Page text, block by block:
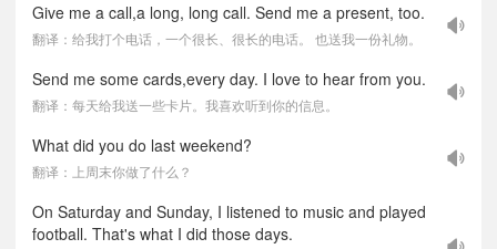
Give me a call,a long, long call. Send me a present, too.
翻译：给我打个电话，一个很长、很长的电话。 也送我一份礼物。
Send me some cards,every day. I love to hear from you.
翻译：每天给我送一些卡片。我喜欢听到你的信息。
What did you do last weekend?
翻译：上周末你做了什么？
On Saturday and Sunday, I listened to music and played
football. That's what I did those days.